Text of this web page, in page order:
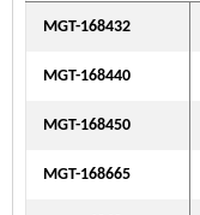
MGT-168432
MGT-168440
MGT-168450
MGT-168665